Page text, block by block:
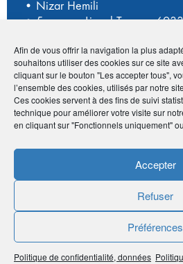
Afin de vous offrir la navigation la plus
souhaitons utiliser des cookies sur ce site
cliquant sur le bouton "Les accepter tous",
l’ensemble des cookies, utilisés par notre
Ces cookies servent à des fins de suivi
technique pour améliorer votre visite sur
en cliquant sur "Fonctionnels uniquement"
Accepter
Refuser
Préférences
Politique de confidentialité, données
• Nizar Hemili
• 5 avenue Lionel Terray -
•contact@jlmconseil.fr
•https://
Publié le :5 janvier 2021
Noter
Imprimer
Partager